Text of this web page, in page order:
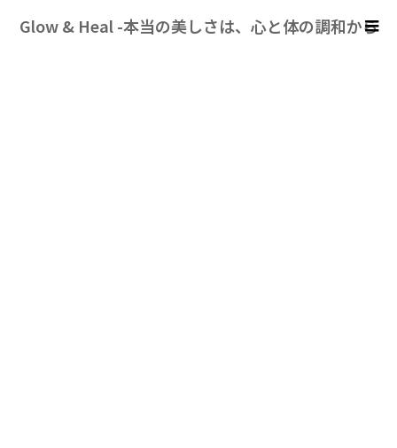
Glow & Heal -本当の美しさは、心と体の調和から